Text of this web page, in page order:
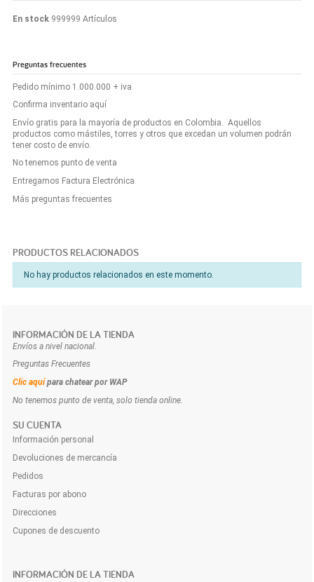
En stock 999999 Artículos
Preguntas frecuentes
Pedido mínimo 1.000.000 + iva
Confirma inventario aquí
Envío gratis para la mayoría de productos en Colombia. Aquellos
productos como mástiles, torres y otros que excedan un volumen podrán
tener costo de envío.
No tenemos punto de venta
Entregamos Factura Electrónica
Más preguntas frecuentes
PRODUCTOS RELACIONADOS
No hay productos relacionados en este momento.
INFORMACIÓN DE LA TIENDA
Envíos a nivel nacional.
Preguntas Frecuentes
Clic aquí para chatear por WAP
No tenemos punto de venta, solo tienda online.
INFORMACIÓN DE LA TIENDA
SU CUENTA
Información personal
Devoluciones de mercancía
Pedidos
Facturas por abono
Direcciones
Cupones de descuento